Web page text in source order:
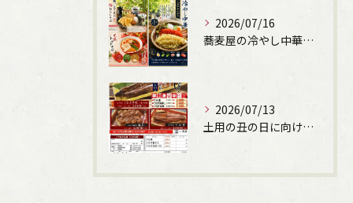
2026/07/16
蕎麦屋の冷やし中華始まります！（文楽姫路駅南店）
2026/07/13
土用の丑の日に向けて、うなぎの申込受付しています。